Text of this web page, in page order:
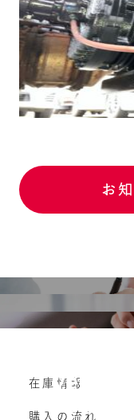
お
購入の流れ
よくいただ
Vehicle
車両買い取り
在庫情報
購入の流れ